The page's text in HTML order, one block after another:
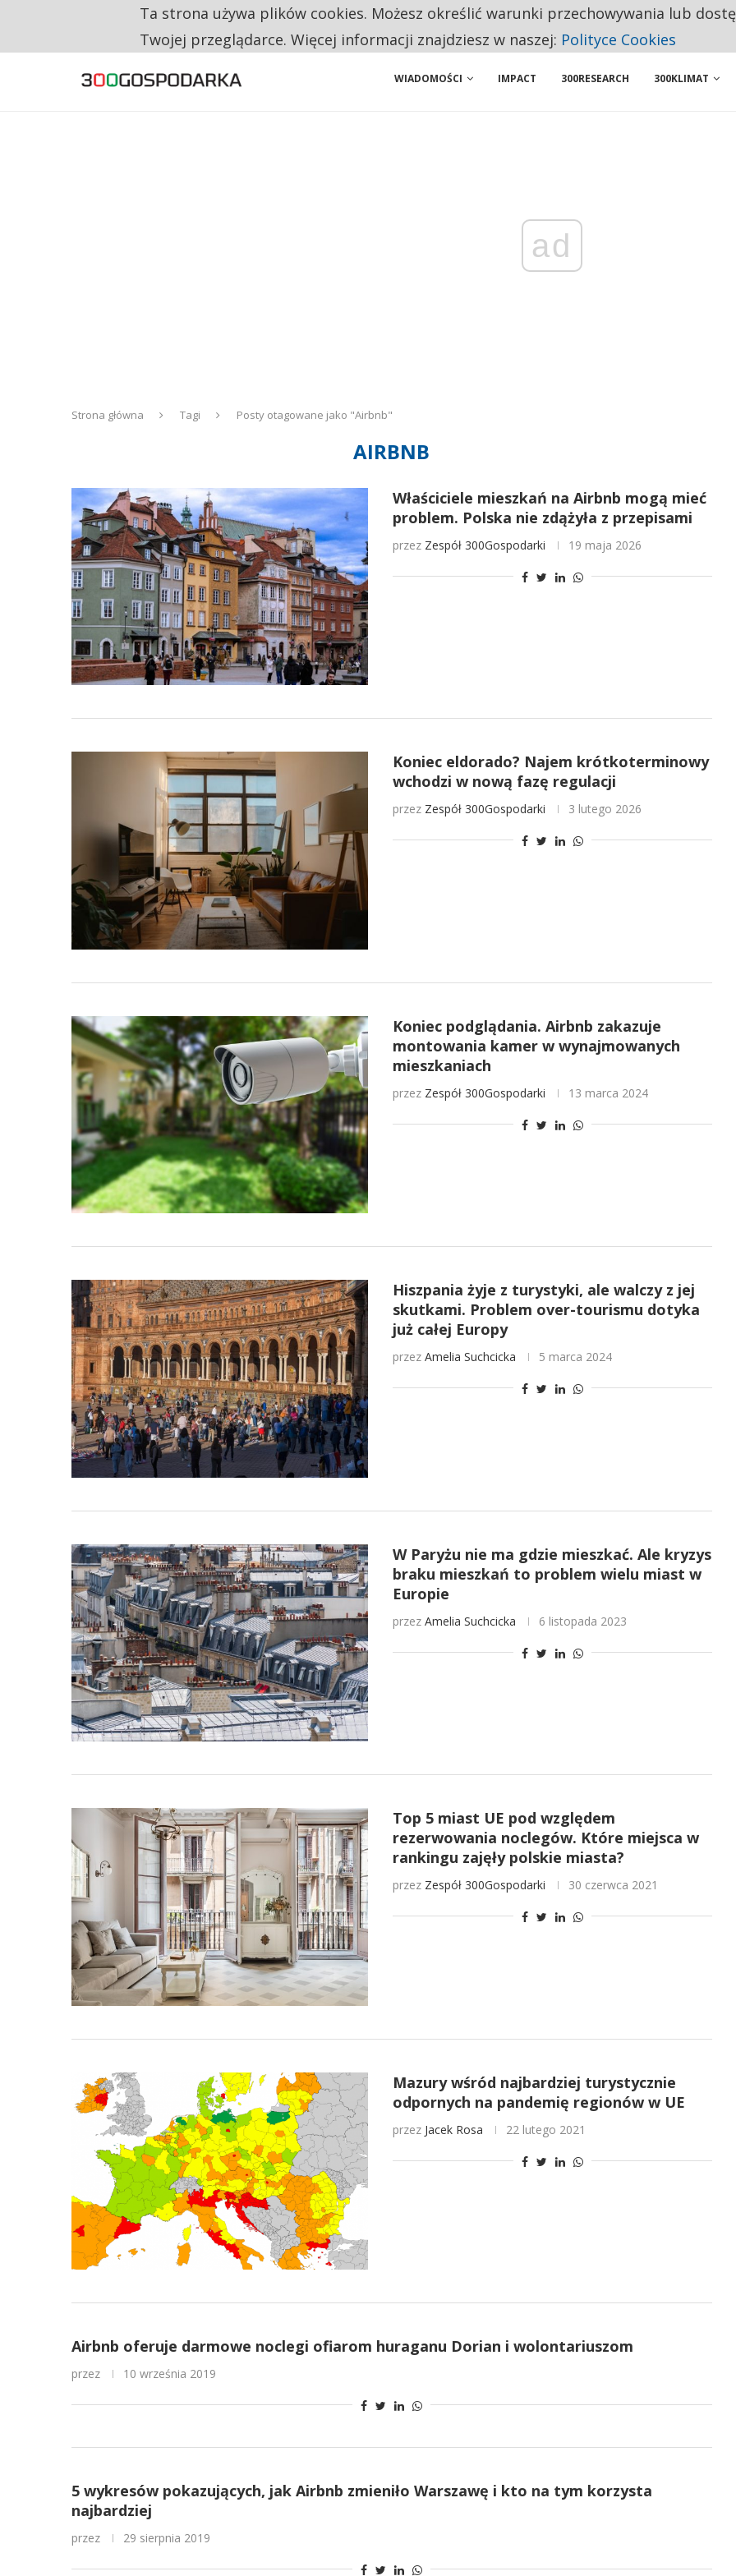
RESTRYKCJE CHIN UDERZAJĄ W EUROPEJSKI PRZEMYSŁ. NA LIŚCIE SĄ DWA PODMIOTY Z POLSKI
WIADOMOŚCI IMPACT 300RESEARCH 300KLIMAT
ad
Strona główna Tagi Posty otagowane jako "Airbnb"
AIRBNB
Właściciele mieszkań na Airbnb mogą mieć
problem. Polska nie zdążyła z przepisami
przez Zespół 300Gospodarki 19 maja 2026
Koniec eldorado? Najem krótkoterminowy
wchodzi w nową fazę regulacji
przez Zespół 300Gospodarki 3 lutego 2026
Koniec podglądania. Airbnb zakazuje
montowania kamer w wynajmowanych
mieszkaniach
przez Zespół 300Gospodarki 13 marca 2024
Hiszpania żyje z turystyki, ale walczy z jej
skutkami. Problem over-tourismu dotyka
już całej Europy
przez Amelia Suchcicka 5 marca 2024
W Paryżu nie ma gdzie mieszkać. Ale kryzys
braku mieszkań to problem wielu miast w
Europie
przez Amelia Suchcicka 6 listopada 2023
Top 5 miast UE pod względem
rezerwowania noclegów. Które miejsca w
rankingu zajęły polskie miasta?
przez Zespół 300Gospodarki 30 czerwca 2021
Mazury wśród najbardziej turystycznie
odpornych na pandemię regionów w UE
przez Jacek Rosa 22 lutego 2021
Airbnb oferuje darmowe noclegi ofiarom huraganu Dorian i wolontariuszom
przez 10 września 2019
5 wykresów pokazujących, jak Airbnb zmieniło Warszawę i kto na tym korzysta
najbardziej
przez 29 sierpnia 2019
Ta strona używa plików cookies. Możesz określić warunki przechowywania lub
Twojej przeglądarce. Więcej informacji znajdziesz w naszej: Polityce Cookies